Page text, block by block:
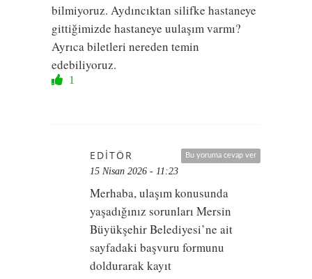
bilmiyoruz. Aydıncıktan silifke hastaneye
gittiğimizde hastaneye uulaşım varmı?
Ayrıca biletleri nereden temin
edebiliyoruz.
1
Bu yoruma cevap ver
EDITÖR
15 Nisan 2026 - 11:23
Merhaba, ulaşım konusunda
yaşadığınız sorunları Mersin
Büyükşehir Belediyesi’ne ait
sayfadaki başvuru formunu
doldurarak kayıt